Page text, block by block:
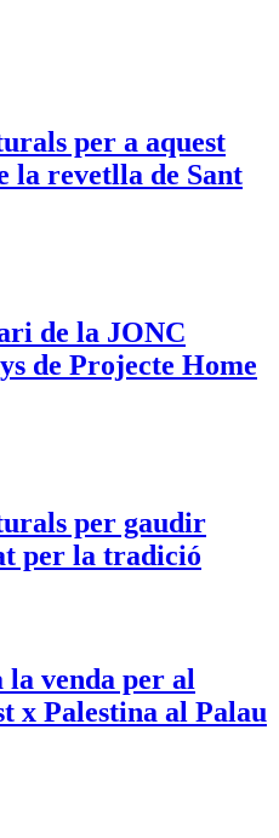
per a aquest
la revetlla de Sant
de la JONC
de Projecte Home
per gaudir
per la tradició
la venda per al
x Palestina al Palau